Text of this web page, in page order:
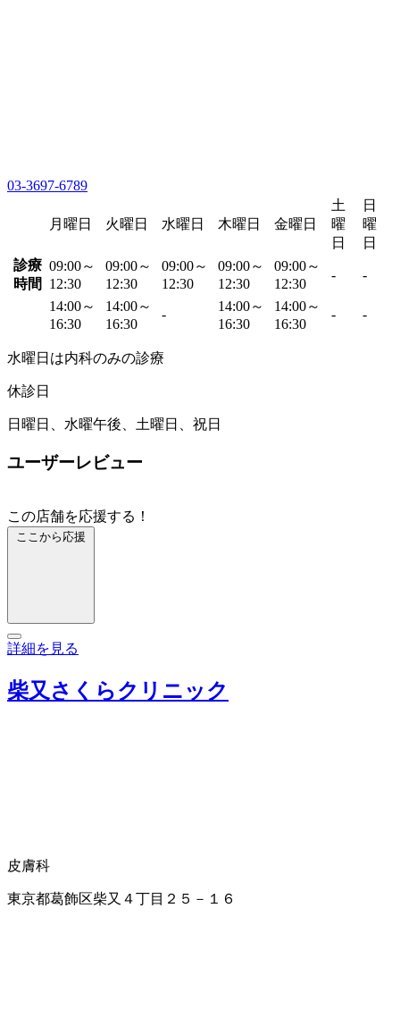
03-3697-6789
月曜日 火曜日 水曜日 木曜日 金曜日
土
曜
日
日
曜
日
診療
時間
09:00～
12:30
09:00～
12:30
09:00～
12:30
09:00～
12:30
09:00～
12:30
- -
14:00～
16:30
14:00～
16:30
-
14:00～
16:30
14:00～
16:30
- -
水曜日は内科のみの診療
休診日
日曜日、水曜午後、土曜日、祝日
ユーザーレビュー
この店舗を応援する！
ここから応援
詳細を見る
柴又さくらクリニック
皮膚科
東京都葛飾区柴又４丁目２５－１６